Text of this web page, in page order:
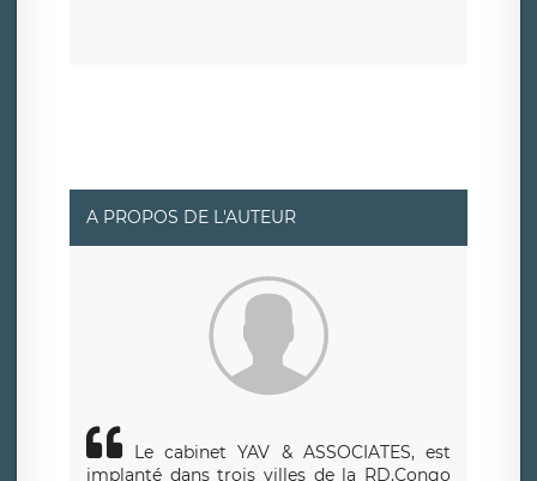
rue Léopold Sédar Senghor, joignable à l’adresse mail :
responsabledetraitement@legavox.fr. Vous avez
également le droit d’introduire une réclamation auprès
d’une autorité de contrôle.
A PROPOS DE L'AUTEUR
Le cabinet YAV & ASSOCIATES, est
implanté dans trois villes de la RD.Congo